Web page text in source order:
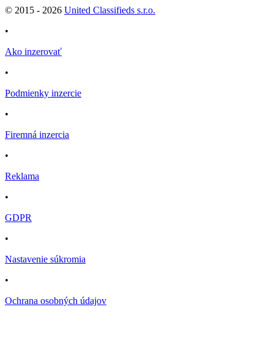
© 2015 - 2026 United Classifieds s.r.o.
•
Ako inzerovať
•
Podmienky inzercie
•
Firemná inzercia
•
Reklama
•
GDPR
•
Nastavenie súkromia
•
Ochrana osobných údajov